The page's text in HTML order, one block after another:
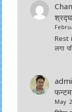
Rest
लगा
May